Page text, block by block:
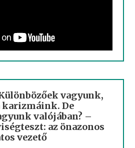
vagyunk,
karizmáink. De
valójában? –
az önazonos
vezető